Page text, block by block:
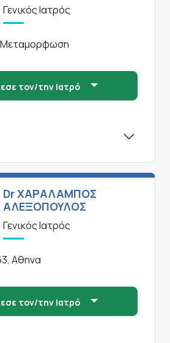
Γενικός Ιατρός
Μεταμορφωση
τον/την Ιατρό
Dr ΧΑΡΑΛΑΜΠΟΣ
ΑΛΕΞΟΠΟΥΛΟΣ
Γενικός Ιατρός
Αθηνα
τον/την Ιατρό